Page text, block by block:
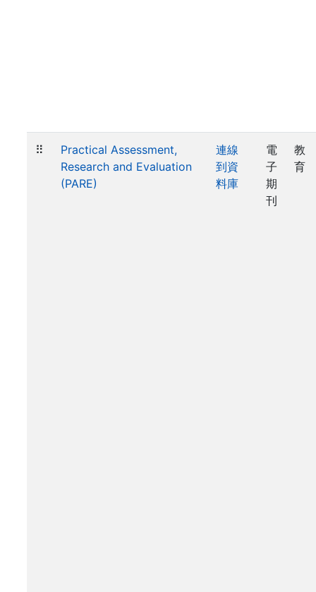
⠿
Practical Assessment,
Research and Evaluation
(PARE)
連線
到資
料庫
電
子
期
刊
教
育